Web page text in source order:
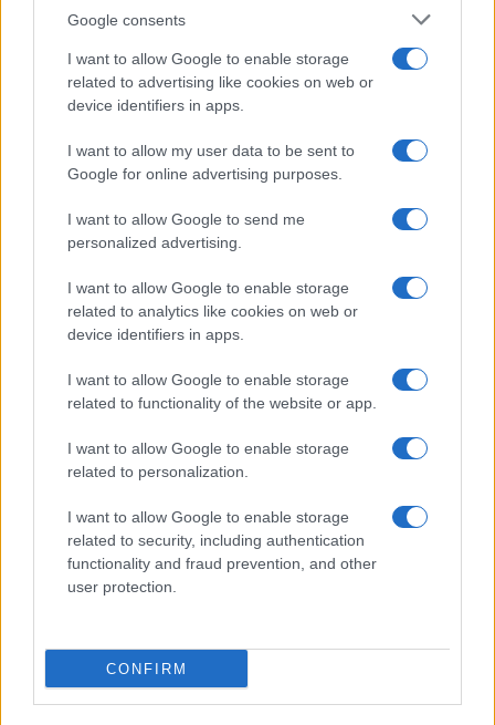
Google consents
I want to allow Google to enable storage
related to advertising like cookies on web or
device identifiers in apps.
I want to allow my user data to be sent to
Google for online advertising purposes.
I want to allow Google to send me
personalized advertising.
I want to allow Google to enable storage
related to analytics like cookies on web or
device identifiers in apps.
I want to allow Google to enable storage
related to functionality of the website or app.
I want to allow Google to enable storage
related to personalization.
I want to allow Google to enable storage
related to security, including authentication
functionality and fraud prevention, and other
user protection.
CONFIRM
Η Chery επενδύει 75 εκατ. δολάρια στην KG Mobility
Το FIAT 500 Hybrid τώρα
από 18.990 ευρώ
τον ΟΤΕ στη διεθνή σειρά
δεικτών FTSE4Good
Alpha Bank: Για πρώτη φορά το Αρχαίο Θέατρο Επιδαύρου
άνοιξε τις πύλες του σε όλους
ESG Report 2025: Πώς η ΑΒ Βασιλόπουλος μετατρέπει τη